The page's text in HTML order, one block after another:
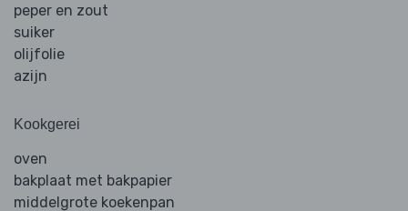
peper en zout
suiker
olijfolie
azijn
Kookgerei
oven
bakplaat met bakpapier
middelgrote koekenpan